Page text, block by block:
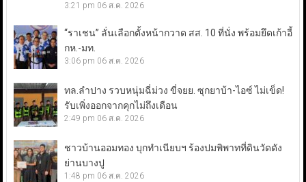
3:21 pm 06 ส.ค. 2026
“ราเชน” ลั่นเลือกตั้งหน้ากวาด สส. 10 ที่นั่ง พร้อมยึดเก้าอี้
กห.-มท.
3:06 pm 06 ส.ค. 2026
ทล.ลำปาง รวบหนุ่มฉี่ม่วง ขี่จยย. ซุกยาบ้า-ไอซ์ ไม่เข็ด!
รับเพิ่งออกจากคุกไม่ถึงเดือน
2:49 pm 06 ส.ค. 2026
ชาวบ้านออมทอง บุกทำเนียบฯ ร้องปมพิพาทที่ดินวัดดัง
ย่านบางปู
1:48 pm 06 ส.ค. 2026